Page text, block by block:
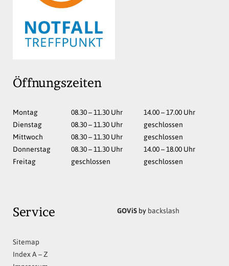
Öffnungszeiten
Montag 08.30 – 11.30Uhr 14.00 – 17.00Uhr
Dienstag 08.30 – 11.30Uhr
geschlossen
Mittwoch 08.30 – 11.30Uhr
geschlossen
Donnerstag 08.30 – 11.30Uhr 14.00 – 18.00Uhr
Freitag geschlossen geschlossen
Service
Sitemap
Index A – Z
GOViSbybackslash